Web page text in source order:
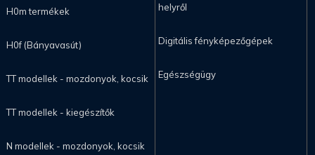
H0m termékek
H0f (Bányavasút)
TT modellek - mozdonyok, kocsik
TT modellek - kiegészítők
N modellek - mozdonyok, kocsik
helyről
Digitális fényképezőgépek
Egészségügy